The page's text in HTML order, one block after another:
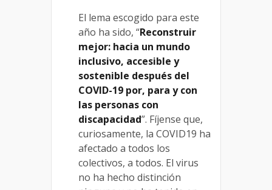
El lema escogido para este
año ha sido, “Reconstruir
mejor: hacia un mundo
inclusivo, accesible y
sostenible después del
COVID-19 por, para y con
las personas con
discapacidad”. Fíjense que,
curiosamente, la COVID19 ha
afectado a todos los
colectivos, a todos. El virus
no ha hecho distinción